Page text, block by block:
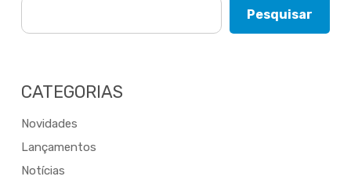
Pesquisar
CATEGORIAS
Novidades
Lançamentos
Notícias